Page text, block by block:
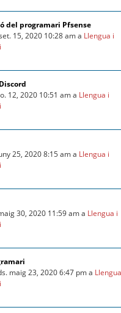
del programari Pfsense
15, 2020 10:28 am a Llengua i
12, 2020 10:51 am a Llengua i
25, 2020 8:15 am a Llengua i
30, 2020 11:59 am a Llengua i
maig 23, 2020 6:47 pm a